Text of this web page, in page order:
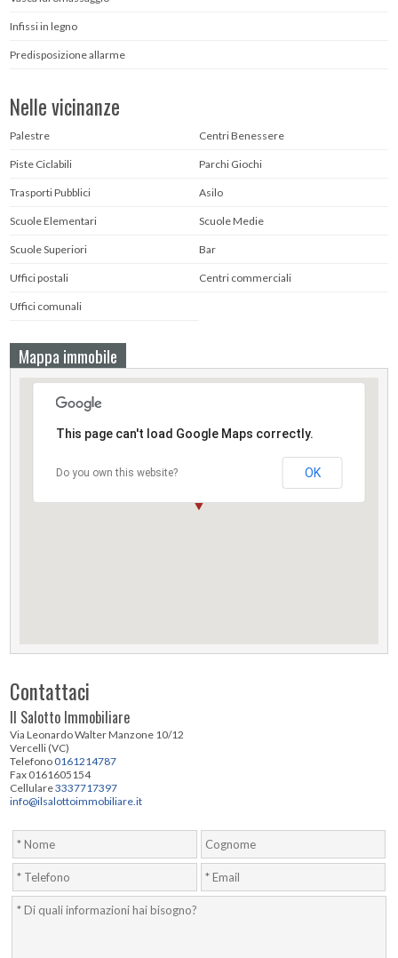
Infissi in legno
Predisposizione allarme
Nelle vicinanze
Palestre Centri Benessere
Piste Ciclabili Parchi Giochi
Trasporti Pubblici Asilo
Scuole Elementari Scuole Medie
Scuole Superiori Bar
Uffici postali Centri commerciali
Uffici comunali
Mappa immobile
This page can't load Google Maps correctly.
Do you own this website? OK
Contattaci
Il Salotto Immobiliare
Via Leonardo Walter Manzone 10/12
Vercelli (VC)
Telefono0161214787
Fax 0161605154
Cellulare3337717397
info@ilsalottoimmobiliare.it